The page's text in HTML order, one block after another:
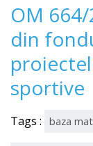
OM
din
sportive
Tags : baza